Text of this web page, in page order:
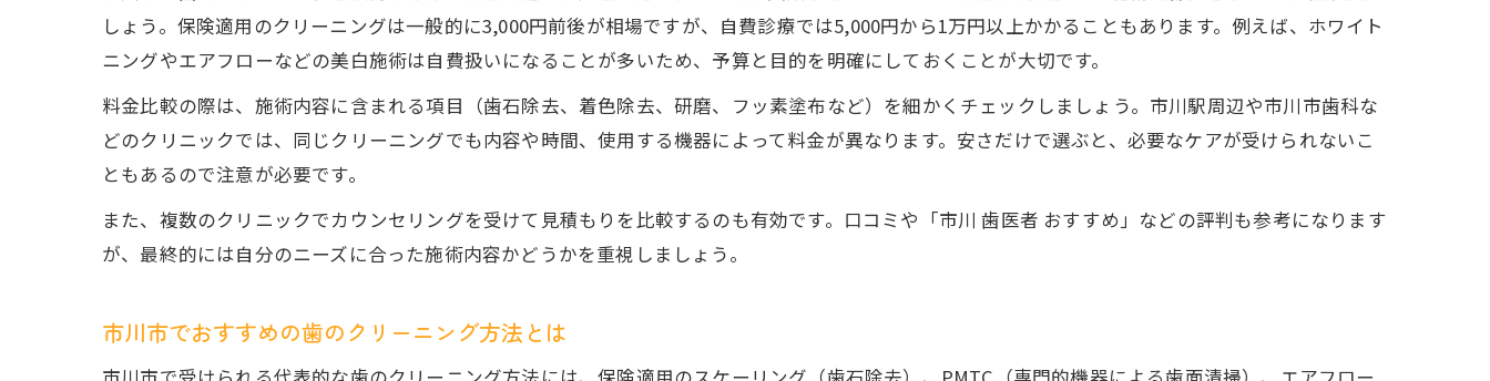
歯医者 クリーニング方法で快適な口内を実現
歯石がポロっと取れる仕組みと注意点を紹介
歯石除去後のケアが歯の健康に与える影響
歯のクリーニングで得た効果を長続きさせるコツ
しょう。保険適用のクリーニングは一般的に3,000円前後が相場ですが、自費診療では5,000円から1万円以上かかることもあります。例えば、ホワイト
ニングやエアフローなどの美白施術は自費扱いになることが多いため、予算と目的を明確にしておくことが大切です。
料金比較の際は、施術内容に含まれる項目（歯石除去、着色除去、研磨、フッ素塗布など）を細かくチェックしましょう。市川駅周辺や市川市歯科な
どのクリニックでは、同じクリーニングでも内容や時間、使用する機器によって料金が異なります。安さだけで選ぶと、必要なケアが受けられないこ
ともあるので注意が必要です。
また、複数のクリニックでカウンセリングを受けて見積もりを比較するのも有効です。口コミや「市川 歯医者 おすすめ」などの評判も参考になります
が、最終的には自分のニーズに合った施術内容かどうかを重視しましょう。
市川市でおすすめの歯のクリーニング方法とは